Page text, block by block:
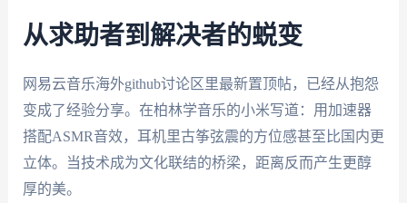
从求助者到解决者的蜕变
网易云音乐海外github讨论区里最新置顶帖，已经从抱怨
变成了经验分享。在柏林学音乐的小米写道：用加速器
搭配ASMR音效，耳机里古筝弦震的方位感甚至比国内更
立体。当技术成为文化联结的桥梁，距离反而产生更醇
厚的美。